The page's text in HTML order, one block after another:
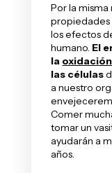
Por la
propiedades
los efectos
humano. El
la
las células
a nuestro
Comer
tomar un
ayudarán a
años.